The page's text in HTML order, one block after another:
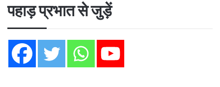
पहाड़ प्रभात से जुड़ें